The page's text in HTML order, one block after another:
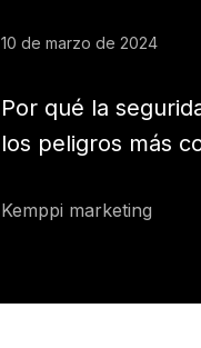
10 de marzo de 2024
Por qué la
los peligros más
Kemppi marketing